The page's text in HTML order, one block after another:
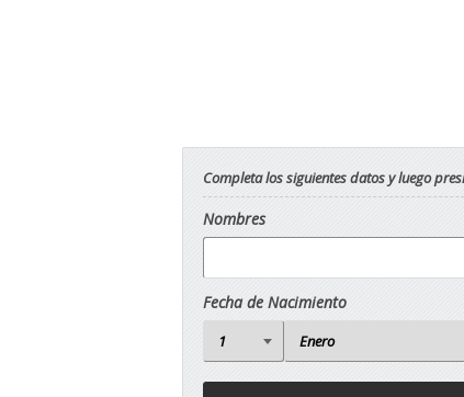
Completa los siguientes datos y luego
Nombres
Fecha de Nacimiento